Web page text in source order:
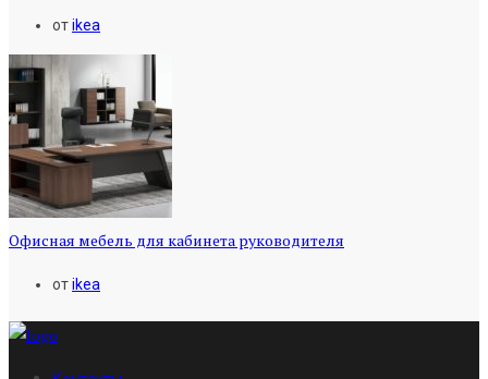
отikea
Офисная мебель для кабинета руководителя
отikea